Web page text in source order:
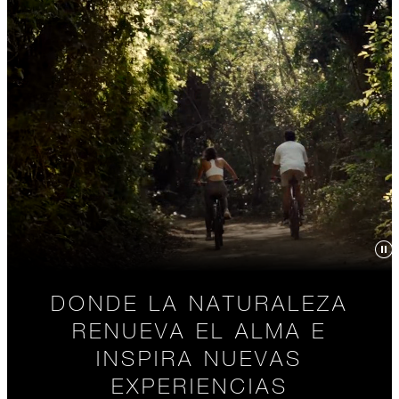
DONDE LA NATURALEZA
RENUEVA EL ALMA E
INSPIRA NUEVAS
EXPERIENCIAS